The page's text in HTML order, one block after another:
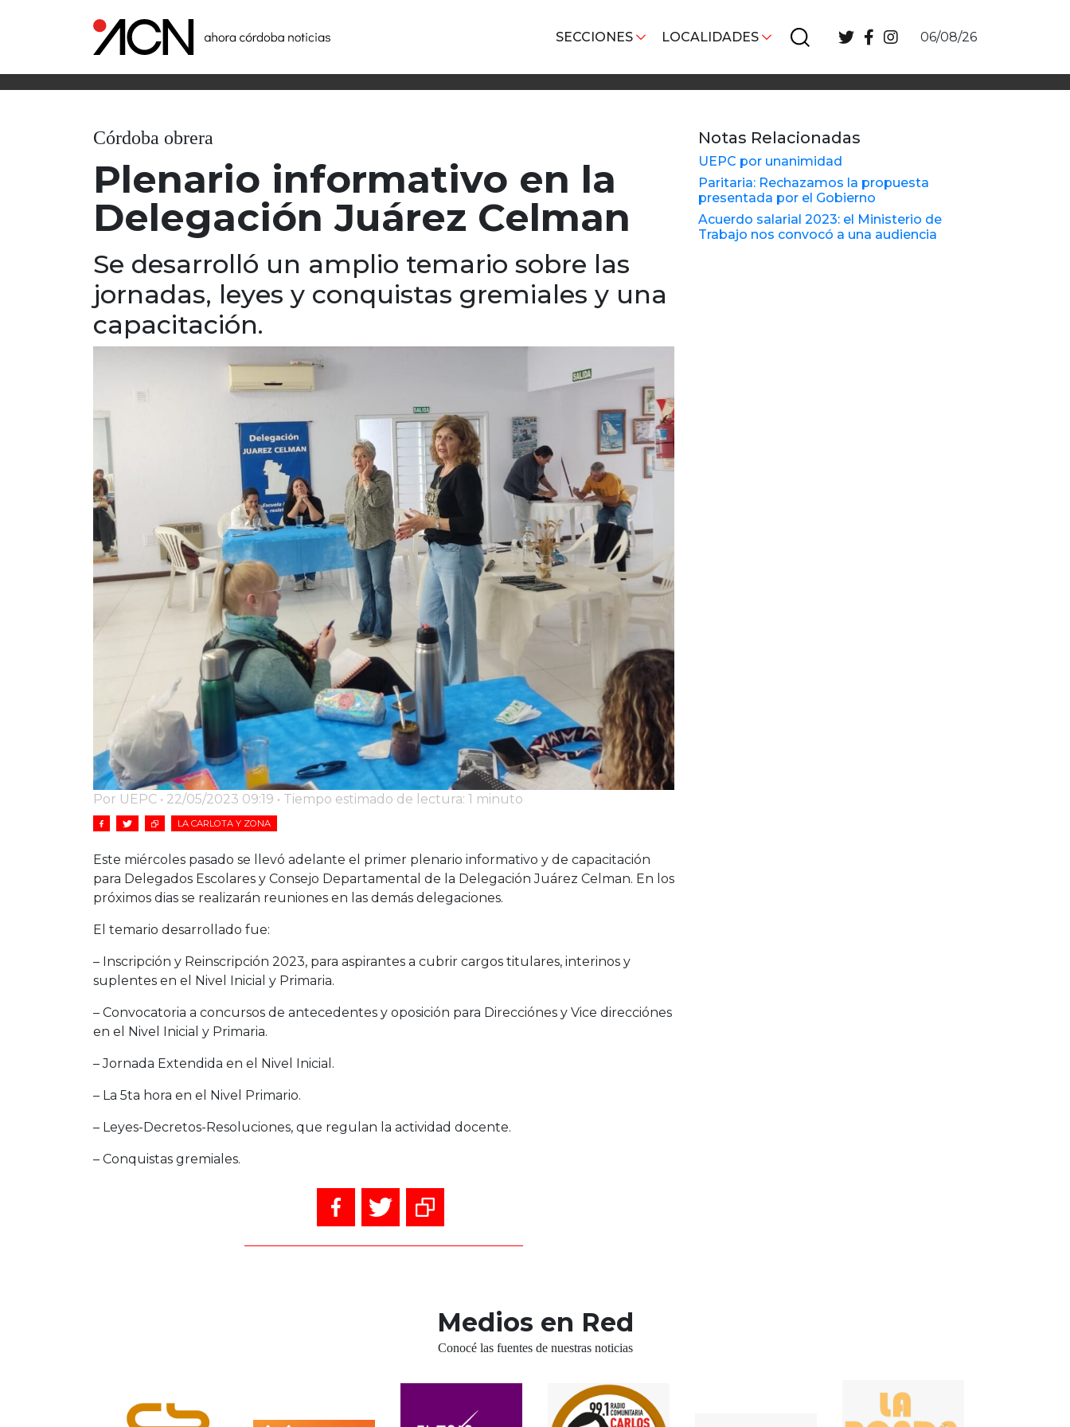
SECCIONES LOCALIDADES 06/08/26
Córdoba obrera
Plenario informativo en la
Delegación Juárez Celman
Se desarrolló un amplio temario sobre las
jornadas, leyes y conquistas gremiales y una
capacitación.
Por UEPC • 22/05/2023 09:19 • Tiempo estimado de lectura: 1 minuto
LA CARLOTA Y ZONA
Este miércoles pasado se llevó adelante el primer plenario informativo y de capacitación
para Delegados Escolares y Consejo Departamental de la Delegación Juárez Celman. En los
próximos dias se realizarán reuniones en las demás delegaciones.
El temario desarrollado fue:
– Inscripción y Reinscripción 2023, para aspirantes a cubrir cargos titulares, interinos y
suplentes en el Nivel Inicial y Primaria.
– Convocatoria a concursos de antecedentes y oposición para Direcciónes y Vice direcciónes
en el Nivel Inicial y Primaria.
– Jornada Extendida en el Nivel Inicial.
– La 5ta hora en el Nivel Primario.
– Leyes-Decretos-Resoluciones, que regulan la actividad docente.
– Conquistas gremiales.
Notas Relacionadas
UEPC por unanimidad
Paritaria: Rechazamos la propuesta
presentada por el Gobierno
Acuerdo salarial 2023: el Ministerio de
Trabajo nos convocó a una audiencia
Medios en Red
Conocé las fuentes de nuestras noticias